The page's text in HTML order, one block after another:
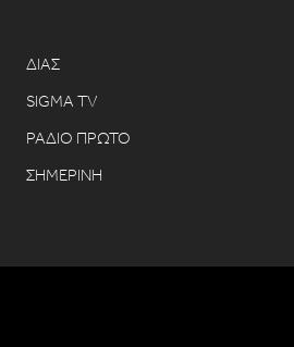
ΔΙΑΣ
SIGMA TV
ΡΑΔΙΟ ΠΡΩΤΟ
ΣΗΜΕΡΙΝΗ